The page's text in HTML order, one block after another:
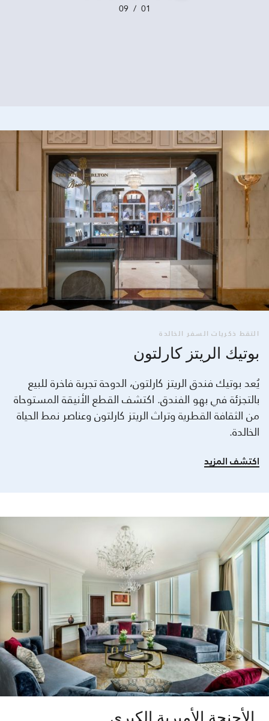
01
/
09
التقط ذكريات السفر الخالدة
بوتيك الريتز كارلتون
يُعد بوتيك فندق الريتز كارلتون، الدوحة تجربة فاخرة للبيع
بالتجزئة في بهو الفندق. اكتشف القطع الأنيقة المستوحاة
من الثقافة القطرية وتراث الريتز كارلتون وعناصر نمط الحياة
الخالدة.
اكتشف المزيد